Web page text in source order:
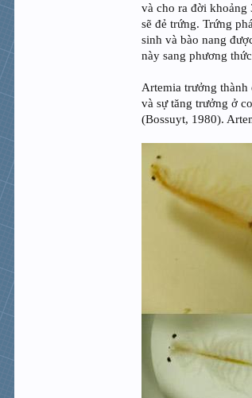
và cho ra đời khoảng
sẽ đẻ trứng. Trứng
sinh và bào nang
này sang phương
Artemia trưởng
và sự tăng trưởng ở
(Bossuyt, 1980).